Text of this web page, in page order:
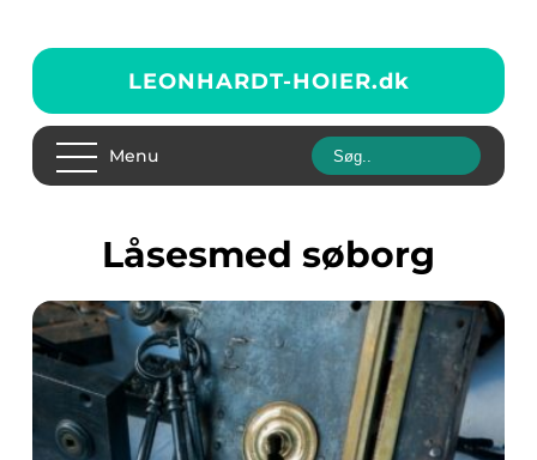
LEONHARDT-HOIER.dk
Menu
låsesmed søborg